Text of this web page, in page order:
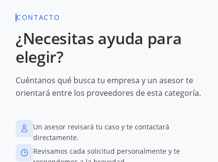
CONTACTO
¿Necesitas ayuda para
elegir?
Cuéntanos qué busca tu empresa y un asesor te
orientará entre los proveedores de esta categoría.
Un asesor revisará tu caso y te contactará
directamente.
Revisamos cada solicitud personalmente y te